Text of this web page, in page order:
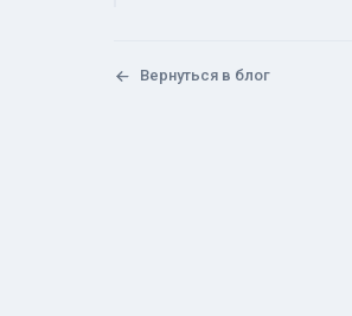
Вернуться в блог